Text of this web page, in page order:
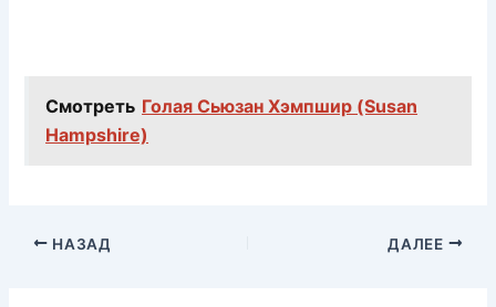
Смотреть Голая Сьюзан Хэмпшир (Susan
Hampshire)
НАЗАД ДАЛЕЕ